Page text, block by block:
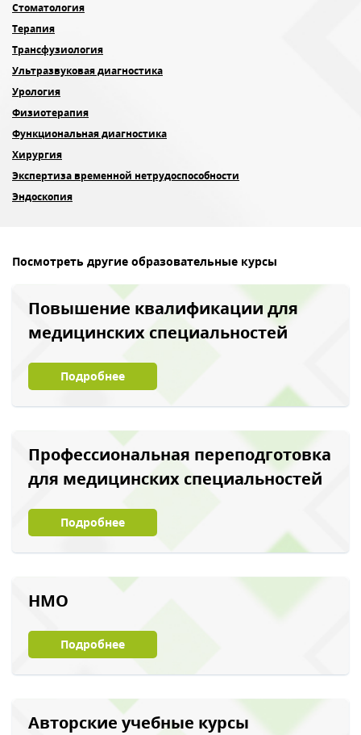
Стоматология
Терапия
Трансфузиология
Ультразвуковая диагностика
Урология
Физиотерапия
Функциональная диагностика
Хирургия
Экспертиза временной нетрудоспособности
Эндоскопия
Посмотреть другие образовательные курсы
Повышение квалификации для
медицинских специальностей
Подробнее
Профессиональная переподготовка
для медицинских специальностей
Подробнее
НМО
Подробнее
Авторские учебные курсы